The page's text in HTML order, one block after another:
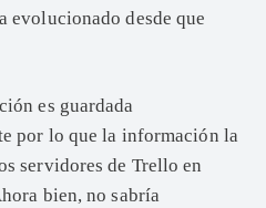
evolucionado desde que
es guardada
por lo que la información la
servidores de Trello en
bien, no sabría